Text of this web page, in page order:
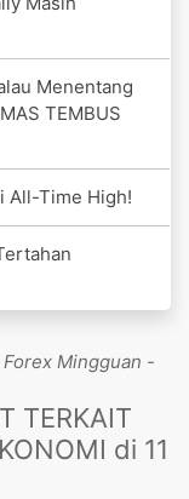
Menentang
TEMBUS
All-Time High!
Mingguan -
TERKAIT
di 11